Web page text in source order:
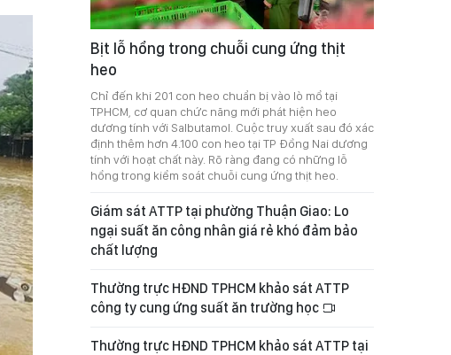
Bịt lỗ hổng trong chuỗi cung ứng thịt
heo
Chỉ đến khi 201 con heo chuẩn bị vào lò mổ tại
TPHCM, cơ quan chức năng mới phát hiện heo
dương tính với Salbutamol. Cuộc truy xuất sau đó xác
định thêm hơn 4.100 con heo tại TP Đồng Nai dương
tính với hoạt chất này. Rõ ràng đang có những lỗ
hổng trong kiểm soát chuỗi cung ứng thịt heo.
Giám sát ATTP tại phường Thuận Giao: Lo
ngại suất ăn công nhân giá rẻ khó đảm bảo
chất lượng
Thường trực HĐND TPHCM khảo sát ATTP
công ty cung ứng suất ăn trường học
Thường trực HĐND TPHCM khảo sát ATTP tại